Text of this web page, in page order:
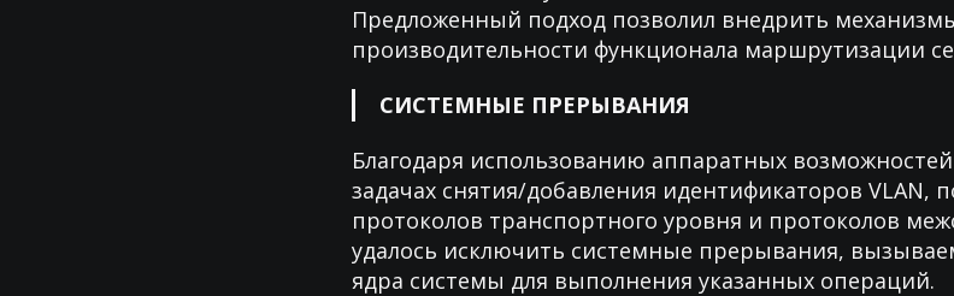
Предложенный подход позволил внедрить
производительности функционала маршрутизации
СИСТЕМНЫЕ ПРЕРЫВАНИЯ
Благодаря использованию аппаратных
задачах снятия/добавления идентификаторов VLAN,
протоколов транспортного уровня и протоколов
удалось исключить системные прерывания,
ядра системы для выполнения указанных операций.